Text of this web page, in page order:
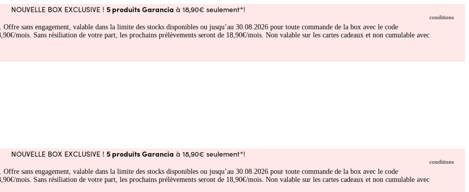
NOUVELLE BOX EXCLUSIVE ! 5 produits Garancia à 18,90€ seulement*!
conditions
sans engagement, valable dans la limite des stocks disponibles ou jusqu’au 30.08.2026 pour toute commande de la box avec le code
mois. Sans résiliation de votre part, les prochains prélèvements seront de 18,90€/mois. Non valable sur les cartes cadeaux et non cumulable avec
NOUVELLE BOX EXCLUSIVE ! 5 produits Garancia à 18,90€ seulement*!
conditions
sans engagement, valable dans la limite des stocks disponibles ou jusqu’au 30.08.2026 pour toute commande de la box avec le code
mois. Sans résiliation de votre part, les prochains prélèvements seront de 18,90€/mois. Non valable sur les cartes cadeaux et non cumulable avec